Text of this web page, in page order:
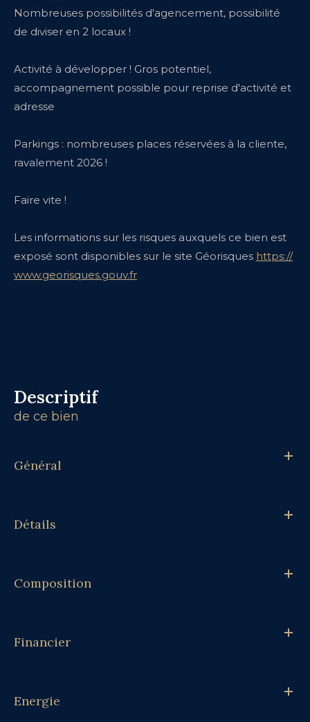
Nombreuses possibilités d'agencement, possibilité
de diviser en 2 locaux !
Activité à développer ! Gros potentiel,
accompagnement possible pour reprise d'activité et
adresse
Parkings : nombreuses places réservées à la cliente,
ravalement 2026 !
Faire vite !
Les informations sur les risques auxquels ce bien est
exposé sont disponibles sur le site Géorisques https://
www.georisques.gouv.fr
descriptif
de ce bien
Général
Détails
Composition
Financier
Energie